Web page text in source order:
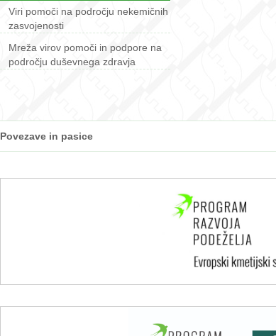
Viri pomoči na področju nekemičnih
zasvojenosti
Mreža virov pomoči in podpore na
področju duševnega zdravja
Povezave in pasice